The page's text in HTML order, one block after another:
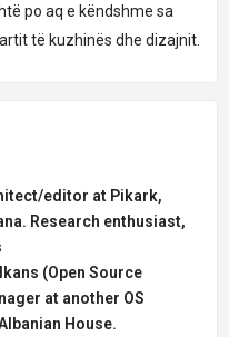
po aq e këndshme sa
të kuzhinës dhe dizajnit.
editor at Pikark,
Research enthusiast,
(Open Source
at another OS
House.